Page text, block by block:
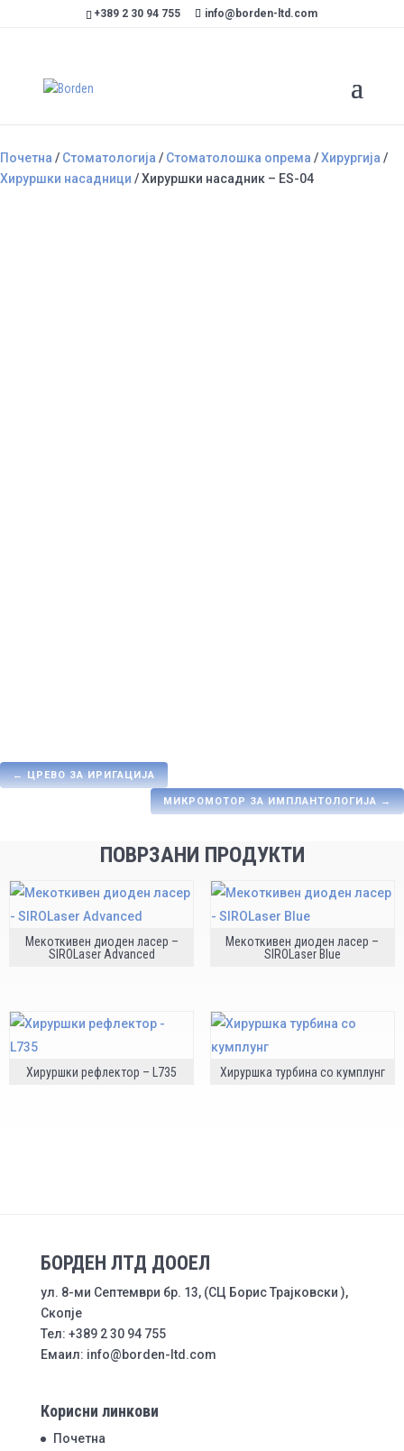
+389 2 30 94 755 info@borden-ltd.com
Почетна / Стоматологија / Стоматолошка опрема /Хирургија /
Хируршки насадници / Хируршки насадник – ES-04
←ЦРЕВО ЗА ИРИГАЦИЈА
МИКРОМОТОР ЗА ИМПЛАНТОЛОГИЈА→
ПОВРЗАНИ ПРОДУКТИ
Мекоткивен диоден ласер –
SIROLaser Advanced
Мекоткивен диоден ласер –
SIROLaser Blue
Хируршки рефлектор – L735 Хируршка турбина со кумплунг
БОРДЕН ЛТД ДООЕЛ
ул. 8-ми Септември бр. 13, (СЦ Борис Трајковски ),
Скопје
Тел: +389 2 30 94 755
Емаил: info@borden-ltd.com
Корисни линкови
Почетна